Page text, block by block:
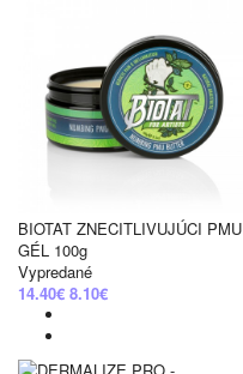
BIOTAT ZNECITLIVUJÚCI PMU
GÉL 100g
Vypredané
14.40€ 8.10€